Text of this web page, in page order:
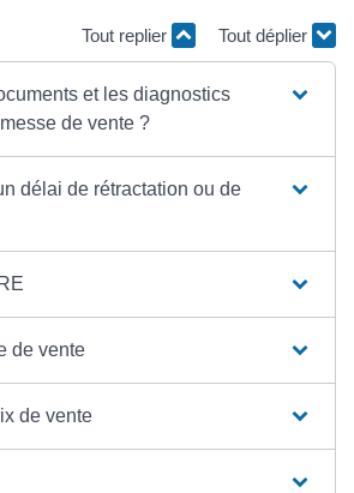
Tout replier Tout déplier
et les diagnostics
de vente ?
délai de rétractation ou de
de vente
de vente